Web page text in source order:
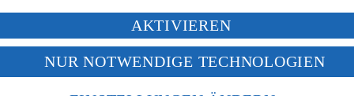
verantwortlich. Firma und Anschriften unserer
hin, dass wir nicht an einem Streitbeilegungsverfahren vor einer
deiner personenbezogenen Daten in den USA durch Facebook und
„Aktivieren“ klickst, willigst du im Sinne des Art. 49 Abs. 1 Satz 1 lit.
Daten in den USA verarbeitet werden. Der EuGH sieht die USA als
europäischen Standards nicht angemessenen Datenschutzniveau an. Es
AKTIVIEREN
NUR NOTWENDIGE TECHNOLOGIEN